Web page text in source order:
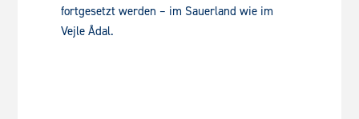
fortgesetzt werden – im Sauerland wie im
Vejle Ådal.